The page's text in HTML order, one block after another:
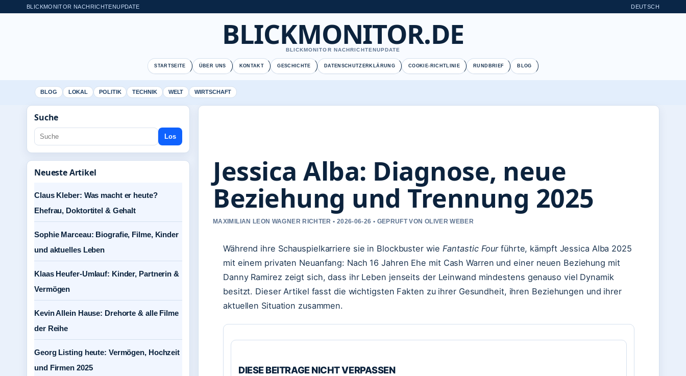
BLICKMONITOR NACHRICHTENUPDATE DEUTSCH
BLICKMONITOR.DE
BLICKMONITOR NACHRICHTENUPDATE
STARTSEITE ÜBER UNS KONTAKT GESCHICHTE DATENSCHUTZERKLÄRUNG COOKIE-RICHTLINIE RUNDBRIEF BLOG
BLOG LOKAL POLITIK TECHNIK WELT WIRTSCHAFT
Jessica Alba: Diagnose, neue
Beziehung und Trennung 2025
MAXIMILIAN LEON WAGNER RICHTER • 2026-06-26 • GEPRUFT VON OLIVER WEBER
Während ihre Schauspielkarriere sie in Blockbuster wie Fantastic Fourführte, kämpft Jessica Alba 2025
mit einem privaten Neuanfang: Nach 16 Jahren Ehe mit Cash Warren und einer neuen Beziehung mit
Danny Ramirez zeigt sich, dass ihr Leben jenseits der Leinwand mindestens genauso viel Dynamik
besitzt. Dieser Artikel fasst die wichtigsten Fakten zu ihrer Gesundheit, ihren Beziehungen und ihrer
aktuellen Situation zusammen.
DIESE BEITRAGE NICHT VERPASSEN
Suche
Los
Neueste Artikel
Claus Kleber: Was macht er heute?
Ehefrau, Doktortitel & Gehalt
Sophie Marceau: Biografie, Filme, Kinder
und aktuelles Leben
Klaas Heufer-Umlauf: Kinder, Partnerin &
Vermögen
Kevin Allein Hause: Drehorte & alle Filme
der Reihe
Georg Listing heute: Vermögen, Hochzeit
und Firmen 2025